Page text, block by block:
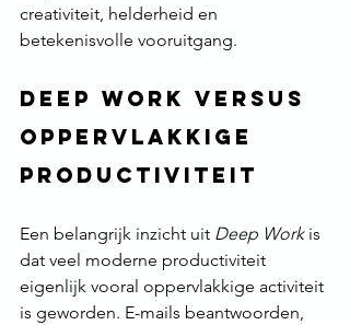
creativiteit, helderheid en
betekenisvolle vooruitgang.
Deep Work versus
oppervlakkige
productiviteit
Een belangrijk inzicht uit Deep Work is
dat veel moderne productiviteit
eigenlijk vooral oppervlakkige activiteit
is geworden. E-mails beantwoorden,